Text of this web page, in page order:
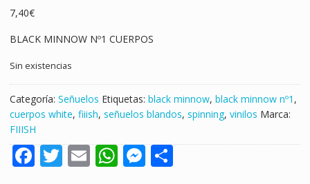
7,40€
BLACK MINNOW Nº1 CUERPOS
Sin existencias
Categoría: Señuelos Etiquetas: black minnow, black minnow nº1 ,
cuerpos white, fiiish, señuelos blandos, spinning, vinilos Marca:
FIIISH
F T E W M S